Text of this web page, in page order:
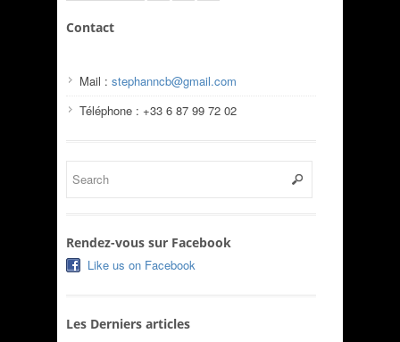
Contact
Mail : stephanncb@gmail.com
Téléphone : +33 6 87 99 72 02
Rendez-vous sur Facebook
Like us on Facebook
Les Derniers articles